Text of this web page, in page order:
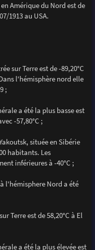
Amérique du Nord est de
1913 au USA.
sur Terre est de -89,20°C
l'hémisphère nord elle
;
a été la plus basse est
-57,80°C ;
située en Sibérie
habitants. Les
inférieures à -40°C ;
l'hémisphere Nord a été
Terre est de 58,20°C à El
a été la plus élevée est